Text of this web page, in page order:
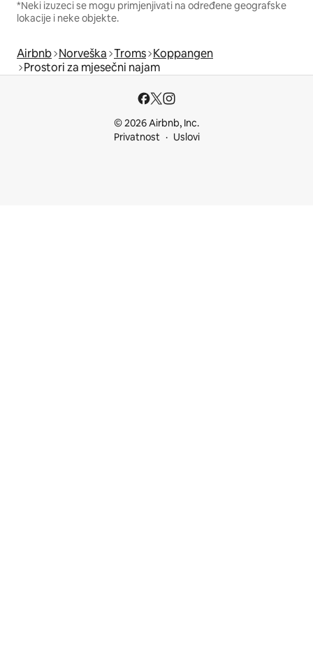
*Neki izuzeci se mogu primjenjivati na određene geografske
lokacije i neke objekte.
Airbnb Norveška Troms Koppangen
Prostori za mjesečni najam
© 2026 Airbnb, Inc.
Privatnost
Uslovi